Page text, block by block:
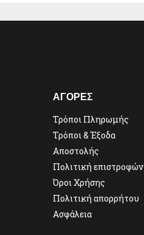
ΑΓΟΡΕΣ
Τρόποι Πληρωμής
Τρόποι & Έξοδα
Αποστολής
Πολιτική επιστροφών
Όροι Χρήσης
Πολιτική απορρήτου
Ασφάλεια